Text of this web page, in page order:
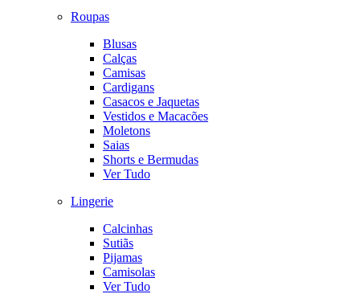
Roupas
Blusas
Calças
Camisas
Cardigans
Casacos e Jaquetas
Vestidos e Macacões
Moletons
Saias
Shorts e Bermudas
Ver Tudo
Lingerie
Calcinhas
Sutiãs
Pijamas
Camisolas
Ver Tudo